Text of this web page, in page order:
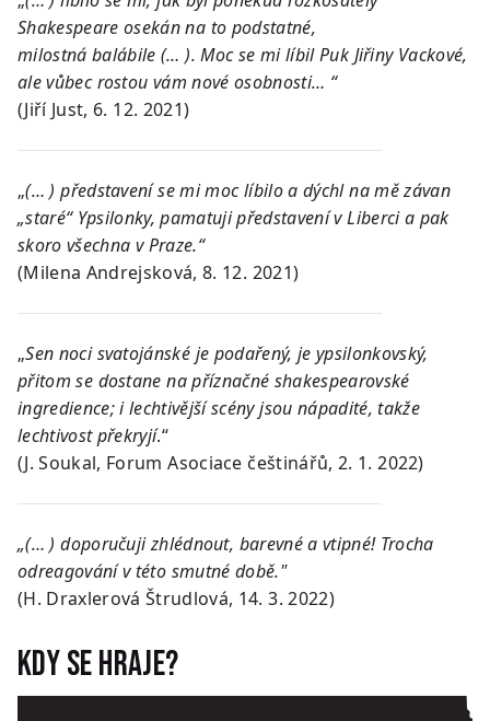
Shakespeare osekán na to podstatné,
milostná balábile (… ). Moc se mi líbil Puk Jiřiny Vackové,
ale vůbec rostou vám nové osobnosti… “
(Jiří Just, 6. 12. 2021)
„(… ) představení se mi moc líbilo a dýchl na mě závan
„staré“ Ypsilonky, pamatuji představení v Liberci a pak
skoro všechna v Praze.“
(Milena Andrejsková, 8. 12. 2021)
„Sen noci svatojánské je podařený, je ypsilonkovský,
přitom se dostane na příznačné shakespearovské
ingredience; i lechtivější scény jsou nápadité, takže
lechtivost překryjí.“
(J. Soukal, Forum Asociace češtinářů, 2. 1. 2022)
„(… ) doporučuji zhlédnout, barevné a vtipné! Trocha
odreagování v této smutné době."
(H. Draxlerová Štrudlová, 14. 3. 2022)
Kdy se hraje?